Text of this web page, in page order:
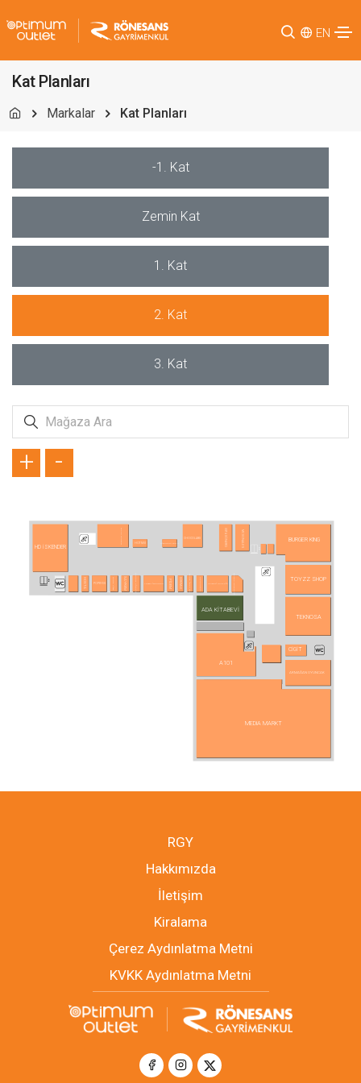
EN
Kat Planları
Markalar Kat Planları
-1. Kat
Zemin Kat
1. Kat
2. Kat
3. Kat
A101
ADA KİTABEVİ
ANKARA PİDECİSİ
ARMAĞAN OYUNCAK
BURGER KING
BURSA İSHAK BEY
CHOCOLABS
CİGİT
DÜRÜMLE
HD İSKENDER
HOSTA KAYSERİ MUTFAĞI
POPEYES
MC DONALD´S
MEDIA MARKT
PİDEM
USTA DÖNERCİ
SAYREM
TAVUK DÜNYASI
TEKNOSA
TERRA PİZZA YAPRAK DÖNERCİSİ TOYZZ SHOP
HOTMİX
+ -
RGY
Hakkımızda
İletişim
Kiralama
Çerez Aydınlatma Metni
KVKK Aydınlatma Metni